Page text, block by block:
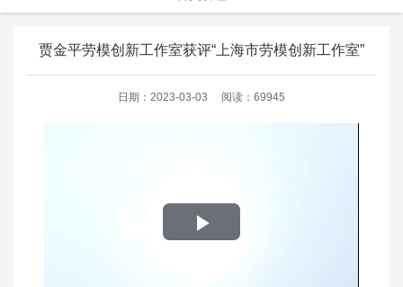
贾金平劳模创新工作室获评“上海市劳模创新工作室”
日期：2023-03-03 阅读：69945
Play